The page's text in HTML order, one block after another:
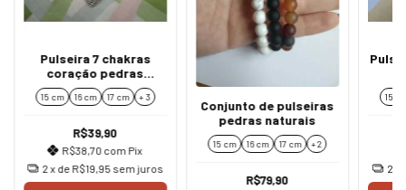
Pulseira 7 chakras
coração pedras
naturais 8 mm
15 cm 16 cm 17 cm + 3
R$39,90
R$38,70 com Pix
2x de R$19,95 sem juros
Conjunto de pulseiras
pedras naturais
15 cm 16 cm 17 cm + 2
R$79,90
15
2